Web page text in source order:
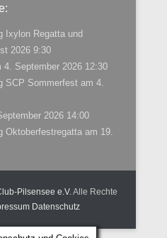
Ixylon Regatta und
2026 9:30
4. September 2026 12:30
SCP Sommerfest am 4.
2026 14:00
Oktoberfestregatta am 19.
Pilsensee e.V.Alle Rechte
Datenschutz